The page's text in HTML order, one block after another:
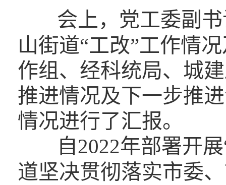
会上，党工委副
山街道“工改”工作情
作组、经科统局、城
推进情况及下一步推
情况进行了汇报。
自2022年部署开
道坚决贯彻落实市委